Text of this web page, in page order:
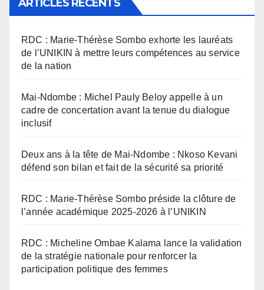
ARTICLES RÉCENTS
RDC : Marie-Thérèse Sombo exhorte les lauréats
de l’UNIKIN à mettre leurs compétences au service
de la nation
Mai-Ndombe : Michel Pauly Beloy appelle à un
cadre de concertation avant la tenue du dialogue
inclusif
Deux ans à la tête de Mai-Ndombe : Nkoso Kevani
défend son bilan et fait de la sécurité sa priorité
RDC : Marie-Thérèse Sombo préside la clôture de
l’année académique 2025-2026 à l’UNIKIN
RDC : Micheline Ombae Kalama lance la validation
de la stratégie nationale pour renforcer la
participation politique des femmes